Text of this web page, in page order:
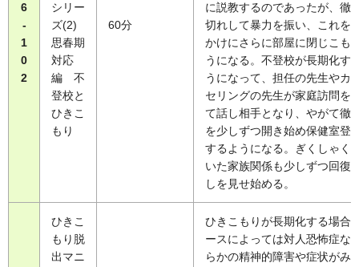
6
-
1
0
2
シリー
ズ(2)
思春期
対応
編 不
登校と
ひきこ
もり
60分
に説教するのであったが、徹
切れして暴力を振い、これを
かけにさらに部屋に閉じこも
うになる。不登校が長期化す
うになって、担任の先生やカ
セリングの先生が家庭訪問を
て話し相手となり、やがて徹
を少しずつ開き始め保健室登
するようになる。ぎくしゃく
いた家族関係も少しずつ回復
しを見せ始める。
ひきこ
もり脱
出マニ
ひきこもりが長期化する場合
ースによっては対人恐怖症な
らかの精神的障害や症状がみ